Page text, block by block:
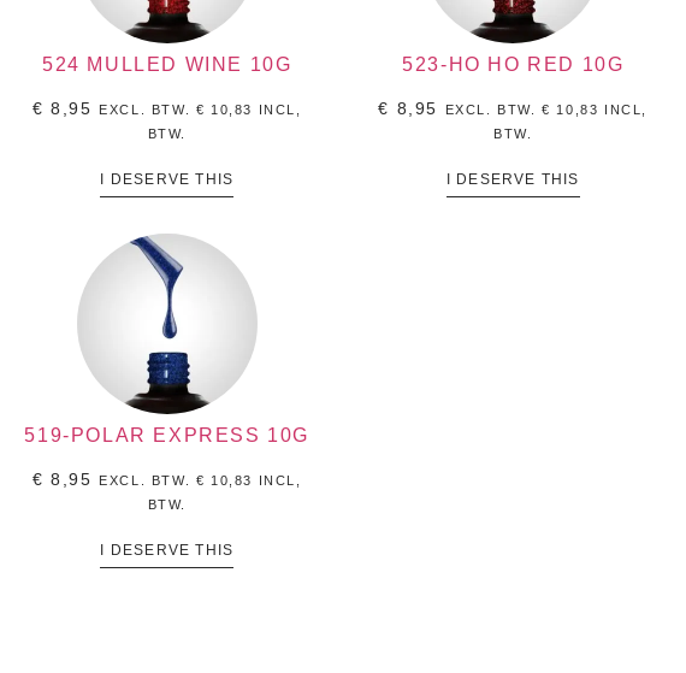
524 MULLED WINE 10G
€ 8,95 EXCL. BTW. € 10,83
INCL,
BTW.
I DESERVE THIS
523-HO HO RED 10G
€ 8,95 EXCL. BTW.€ 10,83
INCL,
BTW.
I DESERVE THIS
519-POLAR EXPRESS 10G
€ 8,95 EXCL. BTW. € 10,83
INCL,
BTW.
I DESERVE THIS